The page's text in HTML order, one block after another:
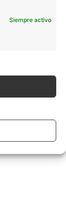
Siempre activo